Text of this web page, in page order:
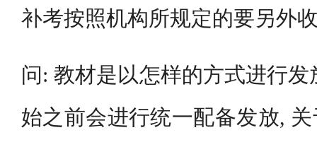
补考按照机构所规定的要另外
问: 教材是以怎样的方式进行
始之前会进行统一配备发放,